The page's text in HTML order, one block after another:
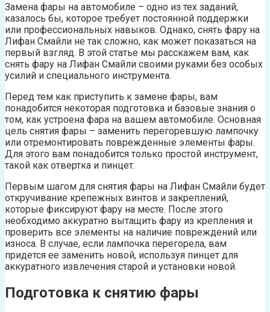
Замена фары на автомобиле – одно из тех заданий,
казалось бы, которое требует постоянной поддержки
или профессиональных навыков. Однако, снять фару на
Лифан Смайли не так сложно, как может показаться на
первый взгляд. В этой статье мы расскажем вам, как
снять фару на Лифан Смайли своими руками без особых
усилий и специального инструмента.
Перед тем как приступить к замене фары, вам
понадобится некоторая подготовка и базовые знания о
том, как устроена фара на вашем автомобиле. Основная
цель снятия фары – заменить перегоревшую лампочку
или отремонтировать поврежденные элементы фары.
Для этого вам понадобится только простой инструмент,
такой как отвертка и пинцет.
Первым шагом для снятия фары на Лифан Смайли будет
откручивание крепежных винтов и закреплений,
которые фиксируют фару на месте. После этого
необходимо аккуратно вытащить фару из крепления и
проверить все элементы на наличие повреждений или
износа. В случае, если лампочка перегорела, вам
придется ее заменить новой, используя пинцет для
аккуратного извлечения старой и установки новой.
Подготовка к снятию фары